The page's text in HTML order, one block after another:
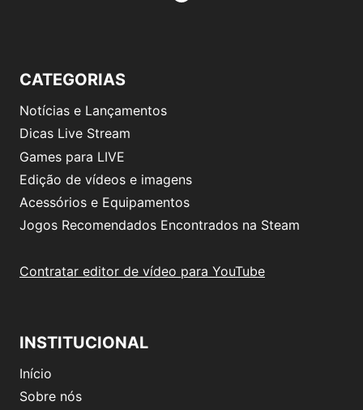
CATEGORIAS
Notícias e Lançamentos
Dicas Live Stream
Games para LIVE
Edição de vídeos e imagens
Acessórios e Equipamentos
Jogos Recomendados Encontrados na Steam
Contratar editor de vídeo para YouTube
INSTITUCIONAL
Início
Sobre nós